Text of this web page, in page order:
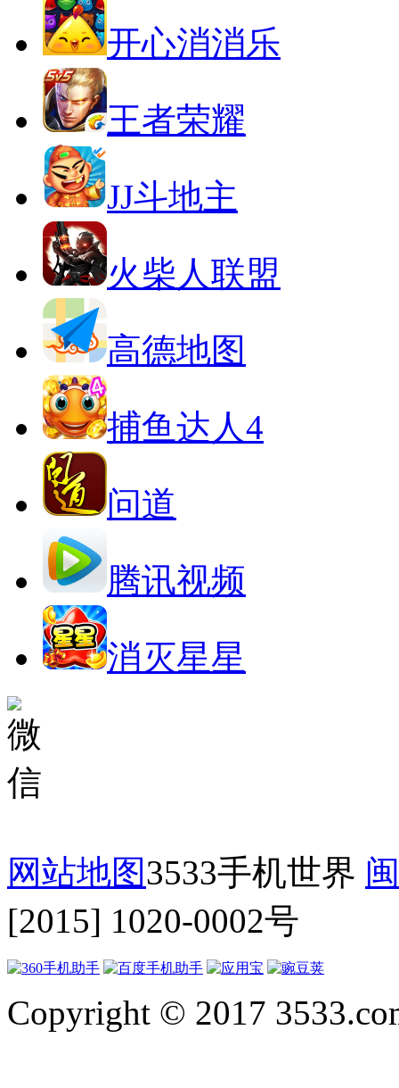
开心消消乐
王者荣耀
JJ斗地主
火柴人联盟
高德地图
捕鱼达人4
问道
腾讯视频
消灭星星
网站地图3533手机世界
[2015] 1020-0002号
Copyright © 2017